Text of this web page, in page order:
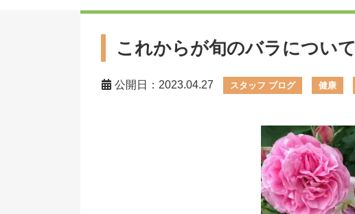
これからが旬のバラについて
公開日：2023.04.27 スタッフ ブログ 健康